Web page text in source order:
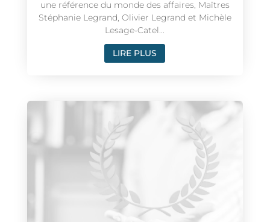
une référence du monde des affaires, Maîtres
Stéphanie Legrand, Olivier Legrand et Michèle
Lesage-Catel...
LIRE PLUS